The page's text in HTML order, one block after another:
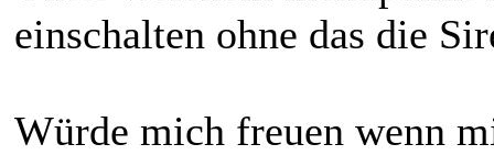
einschalten ohne das die
Würde mich freuen wenn